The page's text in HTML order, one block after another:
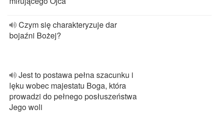
Czym się charakteryzuje dar
bojaźni Bożej?
Jest to postawa pełna szacunku i
lęku wobec majestatu Boga, która
prowadzi do pełnego posłuszeństwa
Jego woli